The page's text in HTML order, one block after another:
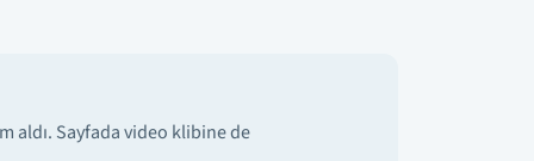
aldı. Sayfada video klibine de